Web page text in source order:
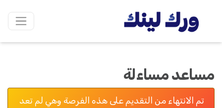
مساعد مساءلة
تم الانتهاء من التقديم على هذه الفرصة وهي لم تعد